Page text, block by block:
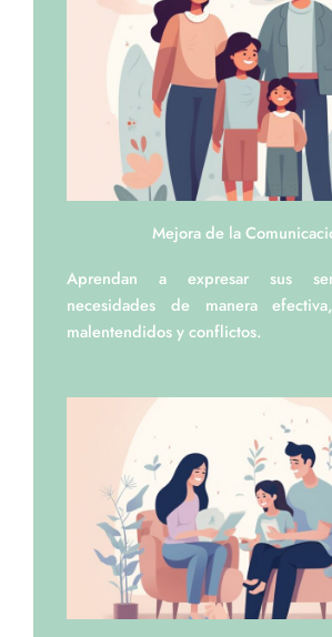
Mejora de la
Aprendan a expresar sus
necesidades de manera
malentendidos y conflictos.